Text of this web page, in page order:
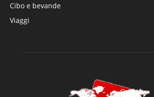
Cibo e bevande
Viaggi